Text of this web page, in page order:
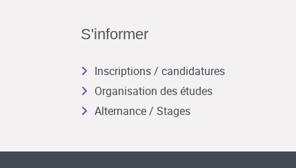
S'informer
Inscriptions / candidatures
Organisation des études
Alternance / Stages